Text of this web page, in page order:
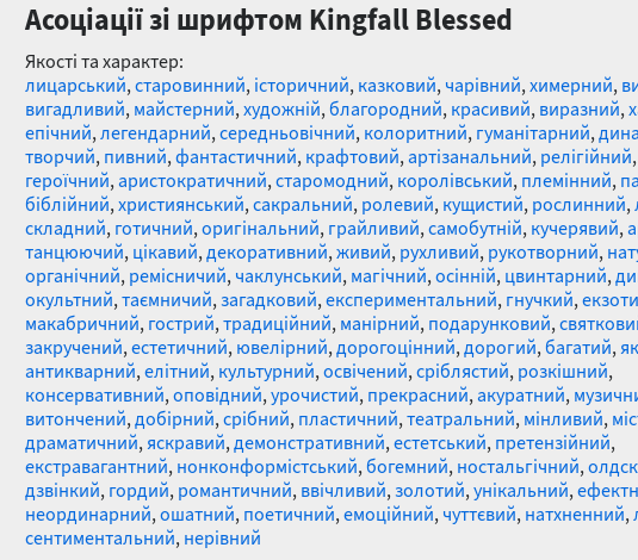
Асоціації зі шрифтом Kingfall Blessed
Якості та характер:
лицарський,старовинний, історичний, казковий, чарівний,химерний,
вигадливий, майстерний,художній,благородний, красивий, виразний,
епічний,легендарний,середньовічний, колоритний, гуманітарний,
творчий, пивний,фантастичний, крафтовий,артізанальний, релігійний,
героїчний,аристократичний,старомодний, королівський, племінний,
біблійний,християнський,сакральний, ролевий, кущистий, рослинний,
складний, готичний,оригінальний, грайливий,самобутній, кучерявий,
танцюючий, цікавий,декоративний,живий, рухливий, рукотворний,
органічний, ремісничий, чаклунський, магічний,осінній, цвинтарний,
окультний,таємничий,загадковий,експериментальний, гнучкий,
макабричний, гострий,традиційний, манірний, подарунковий,
закручений,естетичний, ювелірний,дорогоцінний,дорогий,багатий,
антикварний,елітний, культурний,освічений,сріблястий, розкішний,
консервативний,оповідний,урочистий, прекрасний,акуратний,
витончений,добірний,срібний, пластичний,театральний, мінливий,
драматичний,яскравий,демонстративний,естетський, претензійний,
екстравагантний, нонконформістський,богемний, ностальгічний,
дзвінкий, гордий, романтичний, ввічливий,золотий,унікальний,
неординарний,ошатний, поетичний,емоційний, чуттєвий, натхненний,
сентиментальний, нерівний